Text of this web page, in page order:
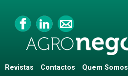
Revistas Contactos Quem Somos